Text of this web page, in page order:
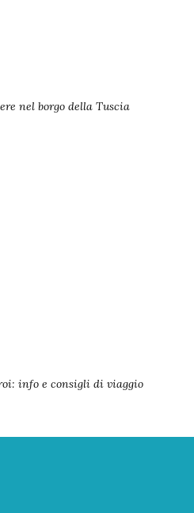
nel borgo della Tuscia
info e consigli di viaggio